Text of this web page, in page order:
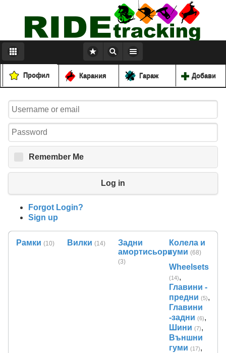
Профил Карания Гараж Добави
Remember Me
Log in
Forgot Login?
Sign up
Рамки (10) Вилки (14)
Задни
амортисьори
(3)
Колела и
гуми (68)
Wheelsets
(14),
Главини -
предни (5),
Главини
-задни (6),
Шини (7),
Външни
гуми (17),